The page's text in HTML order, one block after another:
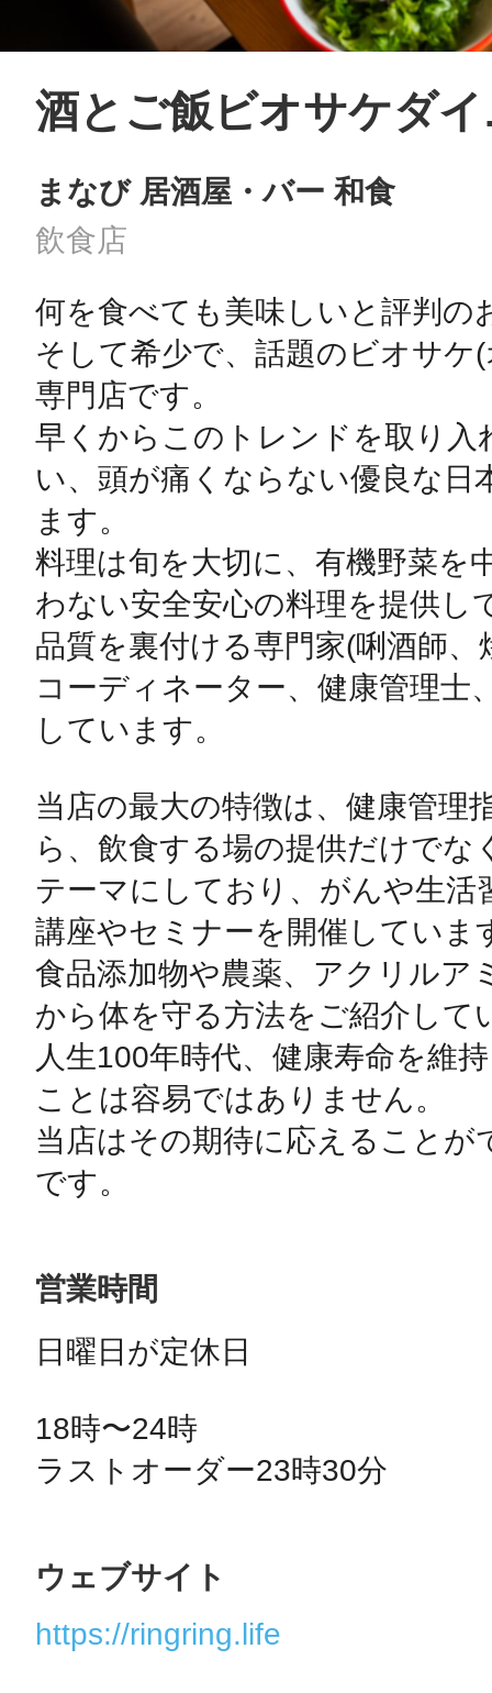
酒とご飯ビオサケダ
まなび 居酒屋・バー 和食
飲食店
何を食べても美味しいと評判の
そして希少で、話題のビオサケ
専門店です。
早くからこのトレンドを取り入
い、頭が痛くならない優良な日
ます。
料理は旬を大切に、有機野菜を
わない安全安心の料理を提供し
品質を裏付ける専門家(唎酒師
コーディネーター、健康管理士
しています。
当店の最大の特徴は、健康管理
ら、飲食する場の提供だけでな
テーマにしており、がんや生活
講座やセミナーを開催していま
食品添加物や農薬、アクリルア
から体を守る方法をご紹介して
人生100年時代、健康寿命を維
ことは容易ではありません。
当店はその期待に応えることが
です。
営業時間
日曜日が定休日
18時〜24時
ラストオーダー23時30分
ウェブサイト
https://ringring.life